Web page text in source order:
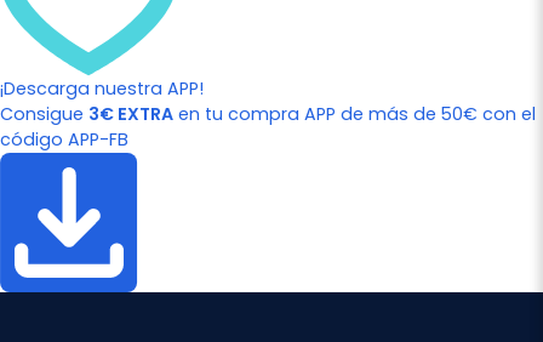
¡Descarga nuestra APP!
Consigue 3€ EXTRA en tu compra APP de más de 50€ con el
código APP-FB